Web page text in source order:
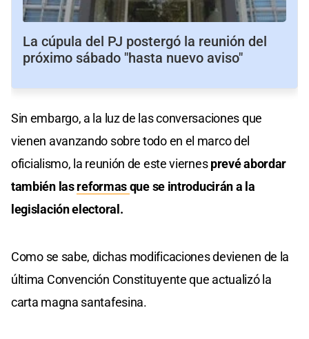
La cúpula del PJ postergó la reunión del
próximo sábado "hasta nuevo aviso"
Sin embargo, a la luz de las conversaciones que
vienen avanzando sobre todo en el marco del
oficialismo, la reunión de este viernesprevé abordar
también lasreformasque se introducirán a la
legislación electoral.
Como se sabe, dichas modificaciones devienen de la
última Convención Constituyente que actualizó la
carta magna santafesina.